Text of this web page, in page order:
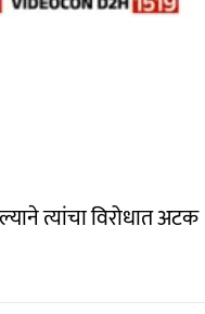
त्यांचा विरोधात अटक